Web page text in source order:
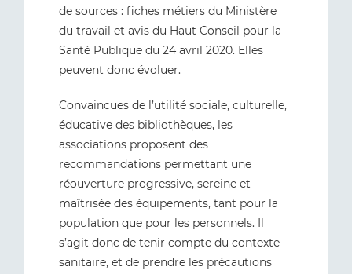
de sources : fiches métiers du Ministère
du travail et avis du Haut Conseil pour la
Santé Publique du 24 avril 2020. Elles
peuvent donc évoluer.
Convaincues de l’utilité sociale, culturelle,
éducative des bibliothèques, les
associations proposent des
recommandations permettant une
réouverture progressive, sereine et
maîtrisée des équipements, tant pour la
population que pour les personnels. Il
s’agit donc de tenir compte du contexte
sanitaire, et de prendre les précautions